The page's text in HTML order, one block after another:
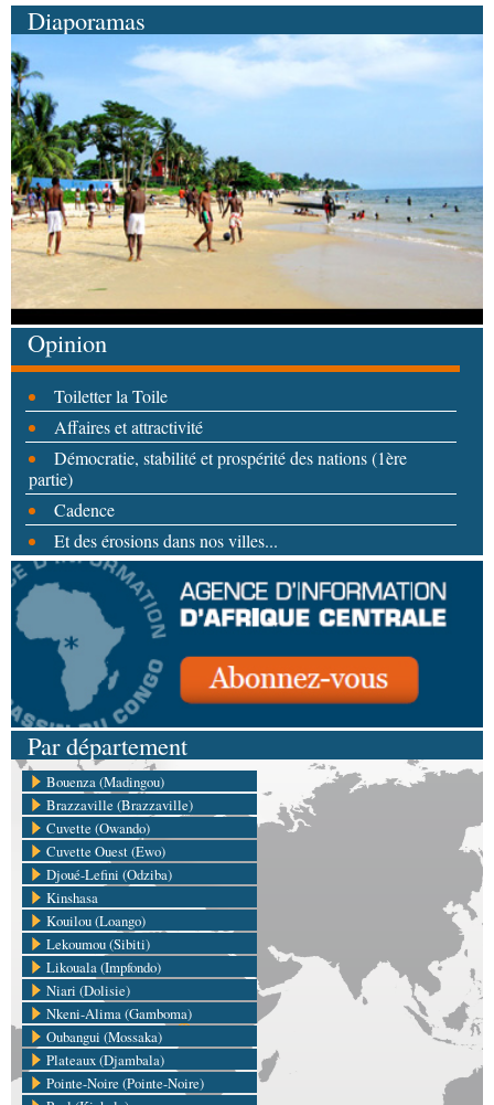
Diaporamas
Opinion
Toiletter la Toile
Affaires et attractivité
Démocratie, stabilité et prospérité des nations (1ère
partie)
Cadence
Et des érosions dans nos villes...
Par département
Bouenza (Madingou)
Brazzaville (Brazzaville)
Cuvette (Owando)
Cuvette Ouest (Ewo)
Djoué-Lefini (Odziba)
Kinshasa
Kouilou (Loango)
Lekoumou (Sibiti)
Likouala (Impfondo)
Niari (Dolisie)
Nkeni-Alima (Gamboma)
Oubangui (Mossaka)
Plateaux (Djambala)
Pointe-Noire (Pointe-Noire)